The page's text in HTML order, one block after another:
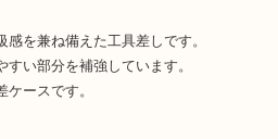
を兼ね備えた工具差しです。
い部分を補強しています。
ースです。